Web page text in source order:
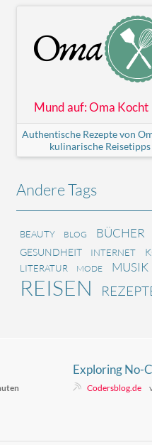
Mund auf: Oma Kocht
Authentische Rezepte von
kulinarische
Andere Tags
BEAUTY BLOG BÜCHER
GESUNDHEIT INTERNET
LITERATUR MODE MUSIK
REISEN
Exploring No-
Entertainment
Codersblog.de